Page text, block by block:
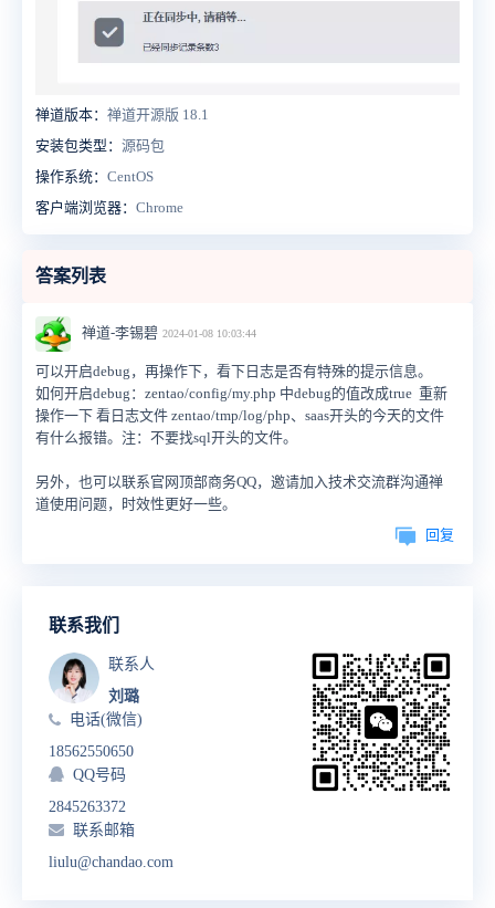
禅道版本： 禅道开源版 18.1
安装包类型： 源码包
操作系统： CentOS
客户端浏览器： Chrome
答案列表
禅道-李锡碧 2024-01-08 10:03:44
可以开启debug，再操作下，看下日志是否有特殊的提示信息。
如何开启debug：zentao/config/my.php 中debug的值改成true 重新
操作一下 看日志文件 zentao/tmp/log/php、saas开头的今天的文件
有什么报错。注：不要找sql开头的文件。
另外，也可以联系官网顶部商务QQ，邀请加入技术交流群沟通禅
道使用问题，时效性更好一些。
回复
联系我们
联系人
刘璐
电话(微信)
18562550650
QQ号码
2845263372
联系邮箱
liulu@chandao.com